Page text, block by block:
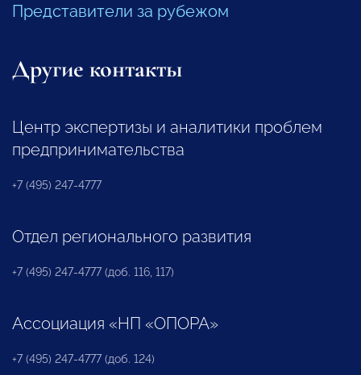
Представители за рубежом
Другие контакты
Центр экспертизы и аналитики проблем
предпринимательства
+7 (495) 247-4777
Отдел регионального развития
+7 (495) 247-4777 (доб. 116, 117)
Ассоциация «НП «ОПОРА»
+7 (495) 247-4777 (доб. 124)